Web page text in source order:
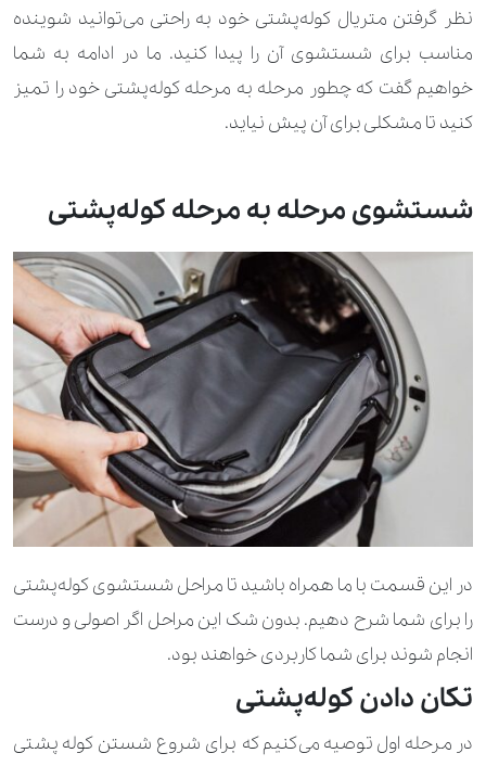
نظر گرفتن متریال کوله‌پشتی خود به راحتی می‌توانید شوینده
مناسب برای شستشوی آن را پیدا کنید. ما در ادامه به شما
خواهیم گفت که چطور مرحله به مرحله کوله‌پشتی خود را تمیز
کنید تا مشکلی برای آن پیش نیاید.
شستشوی مرحله به مرحله کوله‌پشتی
در این قسمت با ما همراه باشید تا مراحل شستشوی کوله‌پشتی
را برای شما شرح دهیم. بدون شک این مراحل اگر اصولی و درست
انجام شوند برای شما کاربردی خواهند بود.
تکان دادن کوله‌پشتی
در مرحله اول توصیه می‌کنیم که برای شروع شستن کوله پشتی